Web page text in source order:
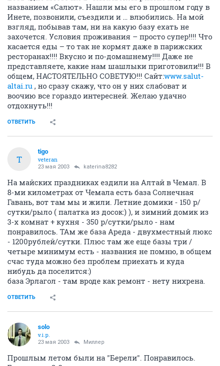
названием «Салют». Нашли мы его в прошлом году в
Инете, позвонили, съездили и … влюбились. На мой
взгляд, побывав там, ни на какую базу ехать не
захочется. Условия проживания – просто супер!!!! Что
касается еды – то так не кормят даже в парижских
ресторанах!!!! Вкусно и по-домашнему!!!! Даже не
представляете, какие нам шашлыки приготовили!!! В
общем, НАСТОЯТЕЛЬНО СОВЕТУЮ!!! Сайт:www.salut-
altai.ru , но сразу скажу, что он у них слабоват и
воочию все гораздо интересней. Желаю удачно
отдохнуть!!!
ОТВЕТИТЬ
T
tigo
veteran
23 мая 2003 katerina8282
На майских праздниках ездили на Алтай в Чемал. В
8-ми километрах от Чемала есть база Солнечная
Гавань, вот там мы и жили. Летние домики - 150 р/
сутки/рыло ( палатка из досок:) ), и зимний домик из
3-х комнат + кухня - 350 р/сутки/рыло - нам
понравилось. ТАм же база Ареда - двухместный люкс
- 1200рублей/сутки. Плюс там же еще базы три /
четыре минимум есть - названия не помню, в общем
счас туда можно без проблем приехать и куда
нибудь да поселится:)
база Эрлагол - там вроде как ремонт - нету нихрена.
ОТВЕТИТЬ
solo
v.i.p.
23 мая 2003 Миллер
Прошлым летом были на "Берели". Понравилось.